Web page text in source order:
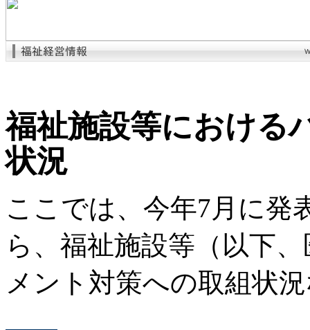
福祉施設等における
状況
ここでは、今年7月に
ら、福祉施設等（以下
メント対策への取組状